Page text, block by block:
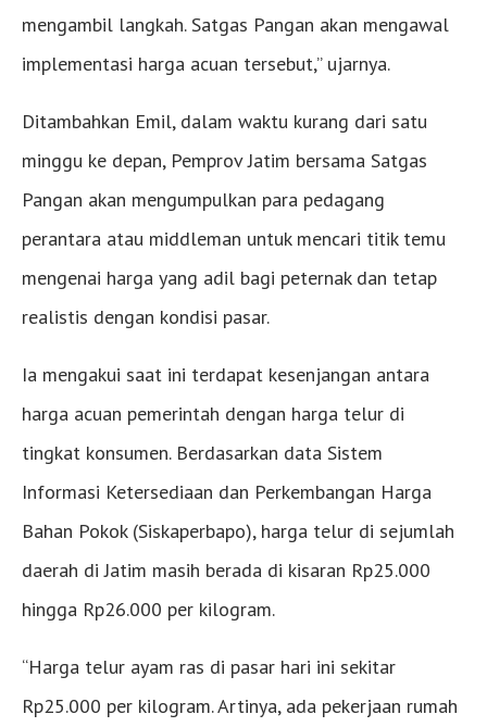
mengambil langkah. Satgas Pangan akan mengawal
implementasi harga acuan tersebut,” ujarnya.
Ditambahkan Emil, dalam waktu kurang dari satu
minggu ke depan, Pemprov Jatim bersama Satgas
Pangan akan mengumpulkan para pedagang
perantara atau middleman untuk mencari titik temu
mengenai harga yang adil bagi peternak dan tetap
realistis dengan kondisi pasar.
Ia mengakui saat ini terdapat kesenjangan antara
harga acuan pemerintah dengan harga telur di
tingkat konsumen. Berdasarkan data Sistem
Informasi Ketersediaan dan Perkembangan Harga
Bahan Pokok (Siskaperbapo), harga telur di sejumlah
daerah di Jatim masih berada di kisaran Rp25.000
hingga Rp26.000 per kilogram.
“Harga telur ayam ras di pasar hari ini sekitar
Rp25.000 per kilogram. Artinya, ada pekerjaan rumah